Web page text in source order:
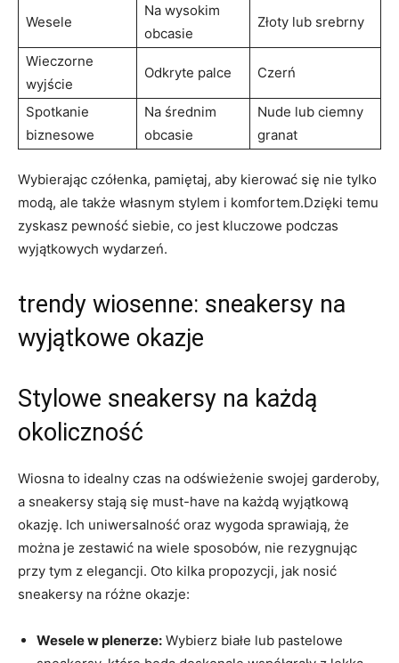
Wesele
Na wysokim
obcasie
Złoty lub srebrny
Wieczorne
wyjście
Odkryte palce Czerń
Spotkanie
biznesowe
Na średnim
obcasie
Nude lub ciemny
granat
Wybierając czółenka, pamiętaj, aby kierować się nie tylko
modą, ale także własnym stylem i komfortem.Dzięki temu
zyskasz pewność siebie, co jest kluczowe podczas
wyjątkowych wydarzeń.
trendy wiosenne: sneakersy na
wyjątkowe okazje
Stylowe sneakersy na każdą
okoliczność
Wiosna to idealny czas na odświeżenie swojej garderoby,
a sneakersy stają się must-have na każdą wyjątkową
okazję. Ich uniwersalność oraz wygoda sprawiają, że
można je zestawić na wiele sposobów, nie rezygnując
przy tym z elegancji. Oto kilka propozycji, jak nosić
sneakersy na różne okazje:
Wesele w plenerze: Wybierz białe lub pastelowe